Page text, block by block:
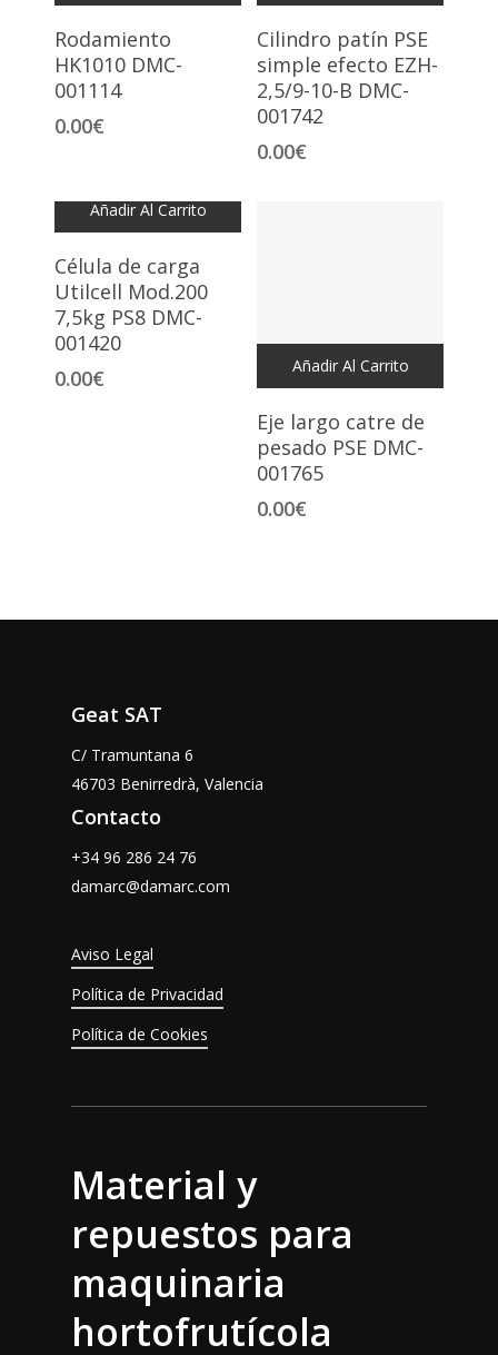
Rodamiento
HK1010 DMC-
001114
0.00€
Cilindro patín PSE
simple efecto EZH-
2,5/9-10-B DMC-
001742
0.00€
Añadir Al Carrito
Célula de carga
Utilcell Mod.200
7,5kg PS8 DMC-
001420
0.00€ Añadir Al Carrito
Eje largo catre de
pesado PSE DMC-
001765
0.00€
Geat SAT
C/ Tramuntana 6
46703 Benirredrà, Valencia
Contacto
+34 96 286 24 76
damarc@damarc.com
Aviso Legal
Política de Privacidad
Política de Cookies
Material y
repuestos para
maquinaria
hortofrutícola